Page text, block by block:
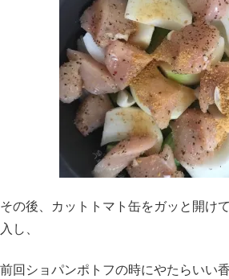
その後、カットトマト缶をガッと開け
入し、
前回ショパンポトフの時にやたらいい